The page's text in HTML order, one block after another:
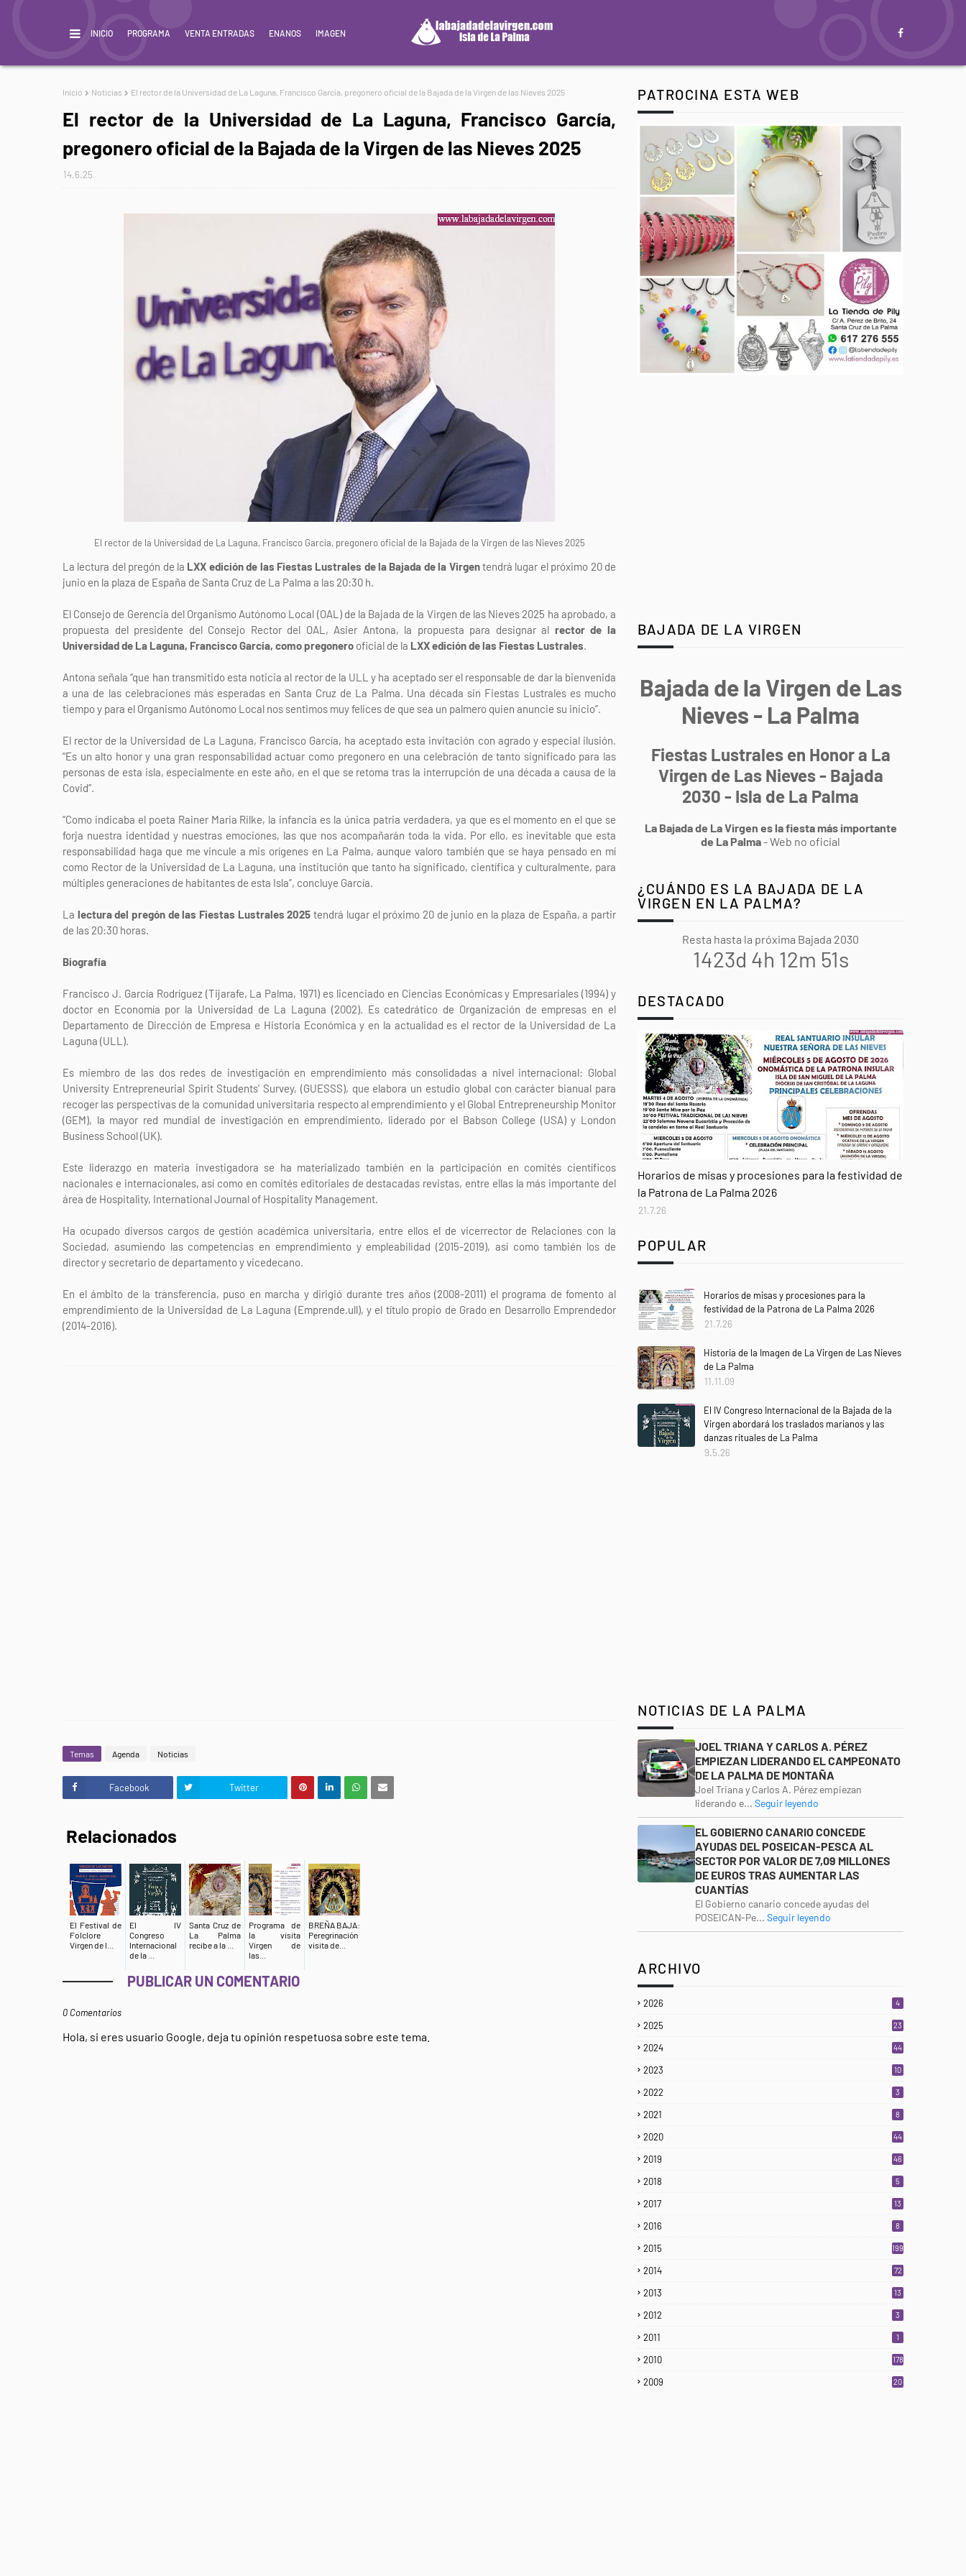
INICIO PROGRAMA VENTA ENTRADAS ENANOS IMAGEN
Inicio Noticias El rector de la Universidad de La Laguna, Francisco García, pregonero oficial de la Bajada de la Virgen de las Nieves 2025
El rector de la Universidad de La Laguna, Francisco García,
pregonero oficial de la Bajada de la Virgen de las Nieves 2025
14.6.25
El rector de la Universidad de La Laguna, Francisco García, pregonero oficial de la Bajada de la Virgen de las Nieves 2025
La lectura del pregón de la LXX edición de las Fiestas Lustrales de la Bajada de la Virgentendrá lugar el próximo 20 de
junio en la plaza de España de Santa Cruz de La Palma a las 20:30 h.
El Consejo de Gerencia del Organismo Autónomo Local (OAL) de la Bajada de la Virgen de las Nieves 2025 ha aprobado, a
propuesta del presidente del Consejo Rector del OAL, Asier Antona, la propuesta para designar al rector de la
Universidad de La Laguna, Francisco García, como pregonero oficial de la LXX edición de las Fiestas Lustrales.
Antona señala “que han transmitido esta noticia al rector de la ULL y ha aceptado ser el responsable de dar la bienvenida
a una de las celebraciones más esperadas en Santa Cruz de La Palma. Una década sin Fiestas Lustrales es mucho
tiempo y para el Organismo Autónomo Local nos sentimos muy felices de que sea un palmero quien anuncie su inicio”.
El rector de la Universidad de La Laguna, Francisco García, ha aceptado esta invitación con agrado y especial ilusión.
“Es un alto honor y una gran responsabilidad actuar como pregonero en una celebración de tanto significado para las
personas de esta isla, especialmente en este año, en el que se retoma tras la interrupción de una década a causa de la
Covid”.
“Como indicaba el poeta Rainer Maria Rilke, la infancia es la única patria verdadera, ya que es el momento en el que se
forja nuestra identidad y nuestras emociones, las que nos acompañarán toda la vida. Por ello, es inevitable que esta
responsabilidad haga que me vincule a mis orígenes en La Palma, aunque valoro también que se haya pensado en mí
como Rector de la Universidad de La Laguna, una institución que tanto ha significado, científica y culturalmente, para
múltiples generaciones de habitantes de esta Isla”, concluye García.
La lectura del pregón de las Fiestas Lustrales 2025 tendrá lugar el próximo 20 de junio en la plaza de España, a partir
de las 20:30 horas.
Biografía
Francisco J. García Rodríguez (Tijarafe, La Palma, 1971) es licenciado en Ciencias Económicas y Empresariales (1994) y
doctor en Economía por la Universidad de La Laguna (2002). Es catedrático de Organización de empresas en el
Departamento de Dirección de Empresa e Historia Económica y en la actualidad es el rector de la Universidad de La
Laguna (ULL).
Es miembro de las dos redes de investigación en emprendimiento más consolidadas a nivel internacional: Global
University Entrepreneurial Spirit Students’ Survey, (GUESSS), que elabora un estudio global con carácter bianual para
recoger las perspectivas de la comunidad universitaria respecto al emprendimiento y el Global Entrepreneurship Monitor
(GEM), la mayor red mundial de investigación en emprendimiento, liderado por el Babson College (USA) y London
Business School (UK).
Este liderazgo en materia investigadora se ha materializado también en la participación en comités científicos
nacionales e internacionales, así como en comités editoriales de destacadas revistas, entre ellas la más importante del
área de Hospitality, International Journal of Hospitality Management.
Ha ocupado diversos cargos de gestión académica universitaria, entre ellos el de vicerrector de Relaciones con la
Sociedad, asumiendo las competencias en emprendimiento y empleabilidad (2015-2019), así como también los de
director y secretario de departamento y vicedecano.
En el ámbito de la transferencia, puso en marcha y dirigió durante tres años (2008-2011) el programa de fomento al
emprendimiento de la Universidad de La Laguna (Emprende.ull), y el título propio de Grado en Desarrollo Emprendedor
(2014-2016).
Temas Agenda Noticias
Facebook Twitter
Relacionados
El Festival de
Folclore
Virgen de l...
El IV
Congreso
Internacional
de la ...
Santa Cruz de
La Palma
recibe a la ...
Programa de
la visita
Virgen de
las...
BREÑA BAJA:
Peregrinación
visita de...
PUBLICAR UN COMENTARIO
0 Comentarios
Hola, si eres usuario Google, deja tu opinión respetuosa sobre este tema.
PATROCINA ESTA WEB
BAJADA DE LA VIRGEN
Bajada de la Virgen de Las
Nieves - La Palma
Fiestas Lustrales en Honor a La
Virgen de Las Nieves - Bajada
2030 - Isla de La Palma
La Bajada de La Virgen es la fiesta más importante
de La Palma- Web no oficial
¿CUÁNDO ES LA BAJADA DE LA
VIRGEN EN LA PALMA?
Resta hasta la próxima Bajada 2030
1423d 4h 12m 50s
DESTACADO
Horarios de misas y procesiones para la festividad de
la Patrona de La Palma 2026
21.7.26
POPULAR
Horarios de misas y procesiones para la
festividad de la Patrona de La Palma 2026
21.7.26
Historia de la Imagen de La Virgen de Las Nieves
de La Palma
11.11.09
El IV Congreso Internacional de la Bajada de la
Virgen abordará los traslados marianos y las
danzas rituales de La Palma
9.5.26
NOTICIAS DE LA PALMA
JOEL TRIANA Y CARLOS A. PÉREZ
EMPIEZAN LIDERANDO EL CAMPEONATO
DE LA PALMA DE MONTAÑA
Joel Triana y Carlos A. Pérez empiezan
liderando e... Seguir leyendo
EL GOBIERNO CANARIO CONCEDE
AYUDAS DEL POSEICAN-PESCA AL
SECTOR POR VALOR DE 7,09 MILLONES
DE EUROS TRAS AUMENTAR LAS
CUANTÍAS
El Gobierno canario concede ayudas del
POSEICAN-Pe... Seguir leyendo
ARCHIVO
2026 4
2025
23
2024 44
2023 10
2022 3
2021 8
2020 44
2019 46
2018 5
2017 13
2016 8
2015 199
2014 72
2013 13
2012 3
2011 1
2010 178
2009 20